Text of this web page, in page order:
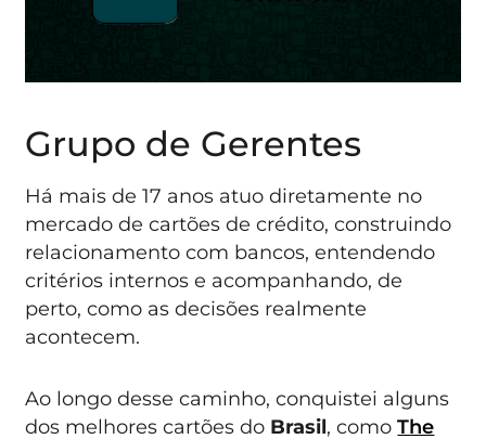
Grupo de Gerentes
Há mais de 17 anos atuo diretamente no
mercado de cartões de crédito, construindo
relacionamento com bancos, entendendo
critérios internos e acompanhando, de
perto, como as decisões realmente
acontecem.
Ao longo desse caminho, conquistei alguns
dos melhores cartões do Brasil, comoThe